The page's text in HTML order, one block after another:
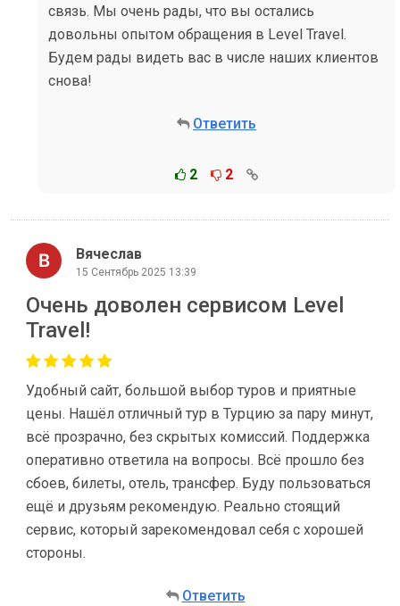
связь. Мы очень рады, что вы остались
довольны опытом обращения в Level Travel.
Будем рады видеть вас в числе наших клиентов
снова!
Ответить
2 2
Вячеслав
15 Сентябрь 2025 13:39
Очень доволен сервисом Level
Travel!
Удобный сайт, большой выбор туров и приятные
цены. Нашёл отличный тур в Турцию за пару минут,
всё прозрачно, без скрытых комиссий. Поддержка
оперативно ответила на вопросы. Всё прошло без
сбоев, билеты, отель, трансфер. Буду пользоваться
ещё и друзьям рекомендую. Реально стоящий
сервис, который зарекомендовал себя с хорошей
стороны.
Ответить